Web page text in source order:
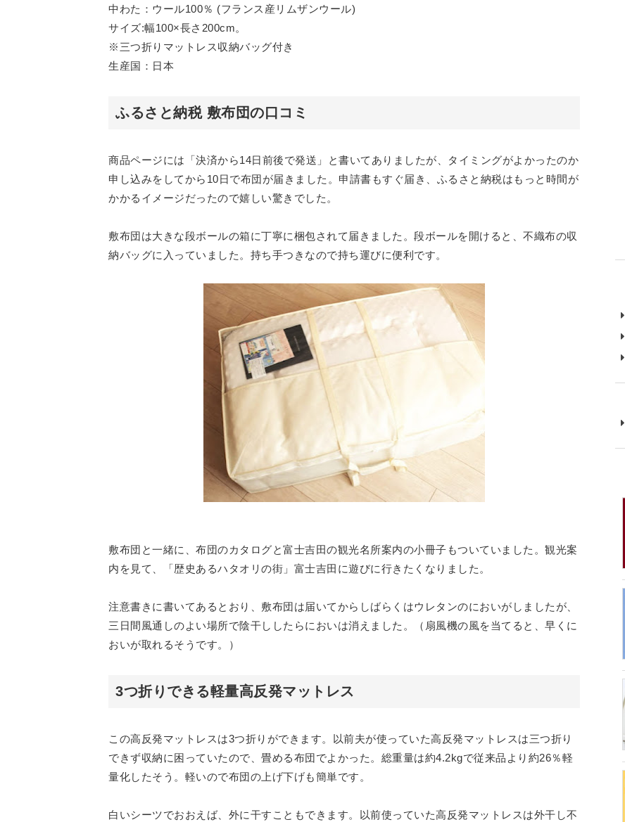
中わた：ウール100％ (フランス産リムザンウール)
サイズ:幅100×長さ200cm。
※三つ折りマットレス収納バッグ付き
生産国：日本
ふるさと納税 敷布団の口コミ
商品ページには「決済から14日前後で発送」と書いてありましたが、タイミングがよかったのか
申し込みをしてから10日で布団が届きました。申請書もすぐ届き、ふるさと納税はもっと時間が
かかるイメージだったので嬉しい驚きでした。
敷布団は大きな段ボールの箱に丁寧に梱包されて届きました。段ボールを開けると、不織布の収
納バッグに入っていました。持ち手つきなので持ち運びに便利です。
敷布団と一緒に、布団のカタログと富士吉田の観光名所案内の小冊子もついていました。観光案
内を見て、「歴史あるハタオリの街」富士吉田に遊びに行きたくなりました。
注意書きに書いてあるとおり、敷布団は届いてからしばらくはウレタンのにおいがしましたが、
三日間風通しのよい場所で陰干ししたらにおいは消えました。（扇風機の風を当てると、早くに
おいが取れるそうです。）
3つ折りできる軽量高反発マットレス
この高反発マットレスは3つ折りができます。以前夫が使っていた高反発マットレスは三つ折り
できず収納に困っていたので、畳める布団でよかった。総重量は約4.2kgで従来品より約26％軽
量化したそう。軽いので布団の上げ下げも簡単です。
白いシーツでおおえば、外に干すこともできます。以前使っていた高反発マットレスは外干し不